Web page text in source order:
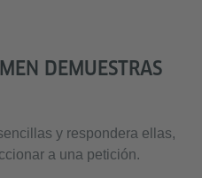
DEMUESTRAS
y respondera ellas,
a una petición.